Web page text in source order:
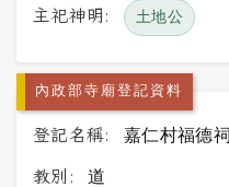
主祀神明: 土地公
內政部寺廟登記資料
登記名稱: 嘉仁村福德祠
教別: 道